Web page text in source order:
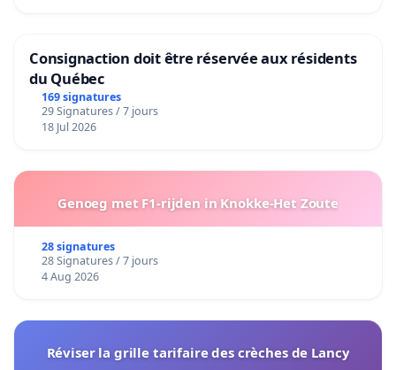
Consignaction doit être réservée aux résidents
du Québec
169 signatures
29 Signatures / 7 jours
18 Jul 2026
Genoeg met F1-rijden in Knokke-Het Zoute
28 signatures
28 Signatures / 7 jours
4 Aug 2026
Réviser la grille tarifaire des crèches de Lancy